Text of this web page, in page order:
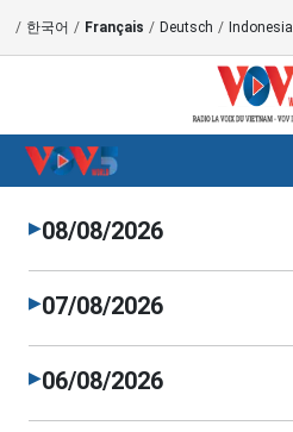
/ 한국어 / Français / Deutsch / Indonesia
▶08/08/2026
▶07/08/2026
▶06/08/2026